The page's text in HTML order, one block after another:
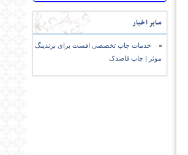
سایر اخبار
خدمات چاپ تخصصی افست برای برندینگ
موثر | چاپ قاصدک